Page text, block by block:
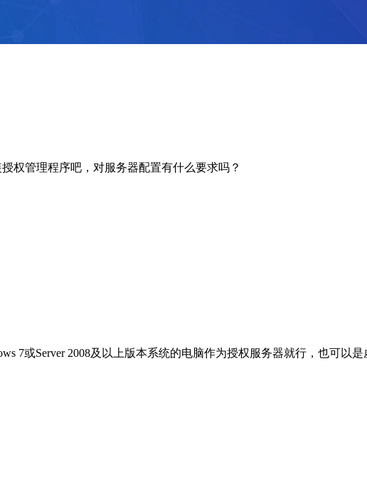
权管理程序吧，对服务器配置有什么要求吗？
7或Server 2008及以上版本系统的电脑作为授权服务器就行，也可以